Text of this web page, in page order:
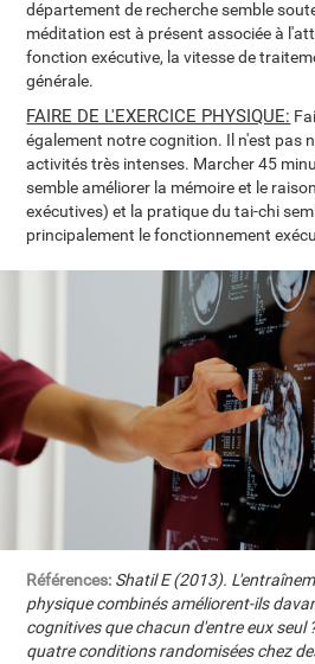
département de recherche semble
méditation est à présent associée à
fonction exécutive, la vitesse de
générale.
FAIRE DE L'EXERCICE PHYSIQUE:
également notre cognition. Il n'est pas
activités très intenses. Marcher 45
semble améliorer la mémoire et le
exécutives) et la pratique du tai-chi
principalement le fonctionnement
Références: Shatil E (2013).
physique combinés améliorent-ils
cognitives que chacun d'entre eux seul
quatre conditions randomisées chez